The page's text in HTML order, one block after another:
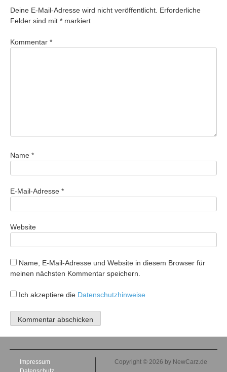
Deine E-Mail-Adresse wird nicht veröffentlicht. Erforderliche
Felder sind mit * markiert
Kommentar *
Name *
E-Mail-Adresse *
Website
Name, E-Mail-Adresse und Website in diesem Browser für
meinen nächsten Kommentar speichern.
Ich akzeptiere die Datenschutzhinweise
Impressum
Copyright © 2026 by NewCarz.de